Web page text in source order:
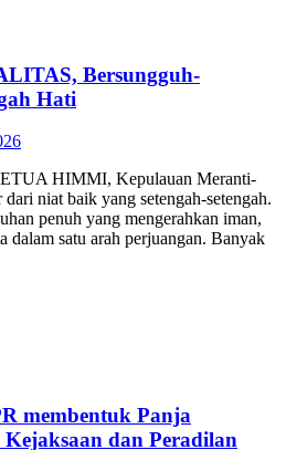
Bersungguh-
Hati
HIMMI, Kepulauan Meranti-
niat baik yang setengah-setengah.
penuh yang mengerahkan iman,
dalam satu arah perjuangan. Banyak
membentuk Panja
dan Peradilan